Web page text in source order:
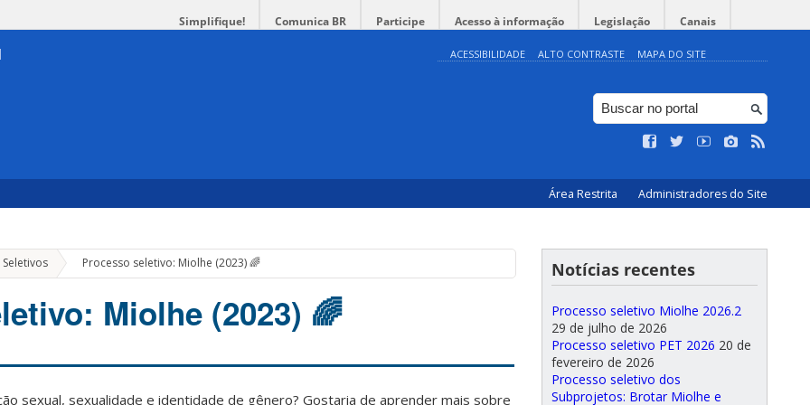
Simplifique! Comunica BR Participe Acesso à informação Legislação Canais
ACESSIBILIDADE ALTO CONTRASTE MAPA DO SITE
Área Restrita Administradores do Site
» Processo seletivo: Miolhe (2023) 🌈
Miolhe (2023) 🌈
sexual, sexualidade e identidade de gênero? Gostaria de aprender mais sobre
Notícias recentes
Processo seletivo Miolhe 2026.2
29 de julho de 2026
Processo seletivo PET 2026 20 de
fevereiro de 2026
Processo seletivo dos
Subprojetos: Brotar Miolhe e